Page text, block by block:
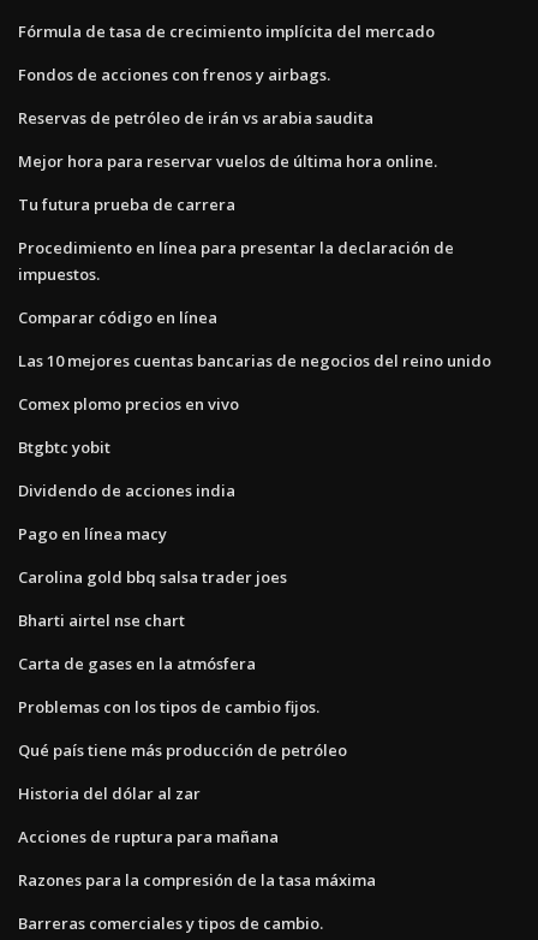
Fórmula de tasa de crecimiento implícita del mercado
Fondos de acciones con frenos y airbags.
Reservas de petróleo de irán vs arabia saudita
Mejor hora para reservar vuelos de última hora online.
Tu futura prueba de carrera
Procedimiento en línea para presentar la declaración de
impuestos.
Comparar código en línea
Las 10 mejores cuentas bancarias de negocios del reino unido
Comex plomo precios en vivo
Btgbtc yobit
Dividendo de acciones india
Pago en línea macy
Carolina gold bbq salsa trader joes
Bharti airtel nse chart
Carta de gases en la atmósfera
Problemas con los tipos de cambio fijos.
Qué país tiene más producción de petróleo
Historia del dólar al zar
Acciones de ruptura para mañana
Razones para la compresión de la tasa máxima
Barreras comerciales y tipos de cambio.